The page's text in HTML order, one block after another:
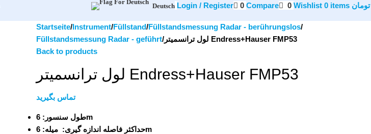
Deutsch Login / Register 0 Compare 0 Wishlist 0 items تومان
Startseite Instrument Füllstand Füllstandsmessung Radar - berührungslos
Füllstandsmessung Radar - geführt
لول ترانسمیتر Endress+Hauser FMP53
Back to products
لول ترانسمیتر Endress+Hauser FMP53
تماس بگیرید
طول سنسور:6m
حداکثر فاصله اندازه گیری:میله: 6m